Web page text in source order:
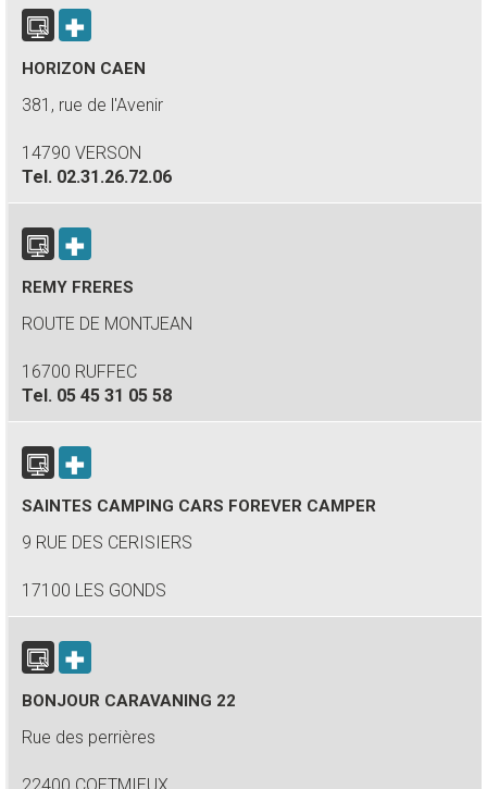
HORIZON CAEN
381, rue de l'Avenir
14790 VERSON
Tel. 02.31.26.72.06
REMY FRERES
ROUTE DE MONTJEAN
16700 RUFFEC
Tel. 05 45 31 05 58
SAINTES CAMPING CARS FOREVER CAMPER
9 RUE DES CERISIERS
17100 LES GONDS
BONJOUR CARAVANING 22
Rue des perrières